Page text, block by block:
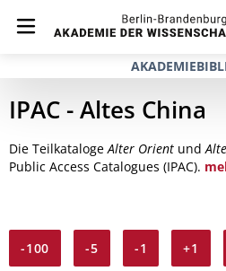
IPAC - Altes China
Die TeilkatalogeAlter Orient und
Public Access Catalogues (IPAC).
-100 -5 -1 +1